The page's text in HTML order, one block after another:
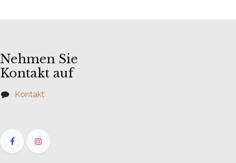
Nehmen Sie
Kontakt auf
Kontakt